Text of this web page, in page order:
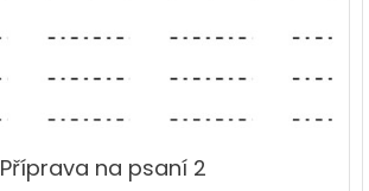
Příprava na psaní 2